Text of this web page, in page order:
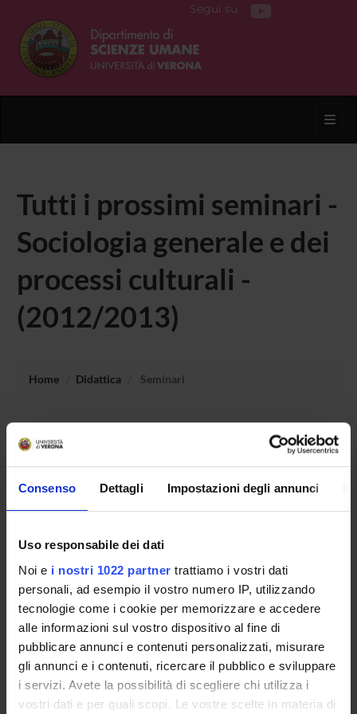
Consenso Dettagli Impostazioni degli annunci
Uso responsabile dei dati
Noi e i nostri 1022 partner trattiamo i vostri dati
personali, ad esempio il vostro numero IP, utilizzando
tecnologie come i cookie per memorizzare e accedere
alle informazioni sul vostro dispositivo al fine di
pubblicare annunci e contenuti personalizzati, misurare
gli annunci e i contenuti, ricercare il pubblico e sviluppare
i servizi. Avete la possibilità di scegliere chi utilizza i
vostri dati e per quali scopi. Le vostre scelte in materia di
Segui su
Tutti i prossimi seminari -
Sociologia generale e dei
processi culturali -
(2012/2013)
Home Didattica Seminari
Non è stato trovato alcun seminario relativo
all'insegnamento Sociologia generale e dei processi
CORSI DI STUDIO
DOTTORATI, MASTER E FORMAZIONE SUPERIORE
Contatti
Persone
Luoghi